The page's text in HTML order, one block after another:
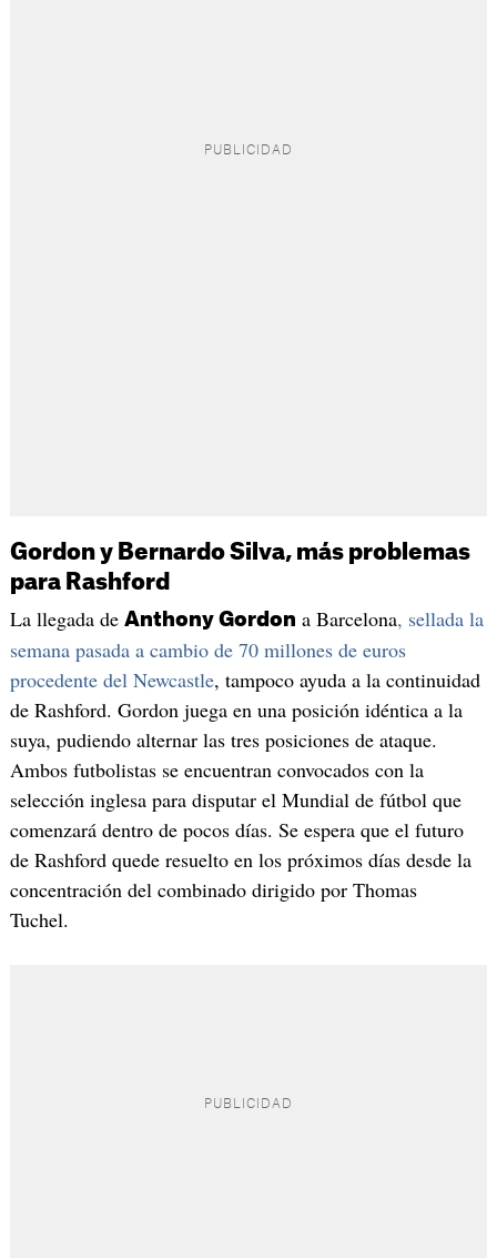
Gordon y Bernardo Silva, más problemas
para Rashford
La llegada de Anthony Gordon a Barcelona, sellada la
semana pasada a cambio de 70 millones de euros
procedente del Newcastle, tampoco ayuda a la continuidad
de Rashford. Gordon juega en una posición idéntica a la
suya, pudiendo alternar las tres posiciones de ataque.
Ambos futbolistas se encuentran convocados con la
selección inglesa para disputar el Mundial de fútbol que
comenzará dentro de pocos días. Se espera que el futuro
de Rashford quede resuelto en los próximos días desde la
concentración del combinado dirigido por Thomas
Tuchel.